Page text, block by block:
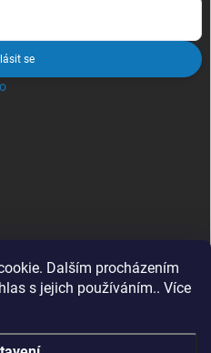
Dalším procházením
s jejich používáním.. Více
se
bot a proč je MUSÍTE mít